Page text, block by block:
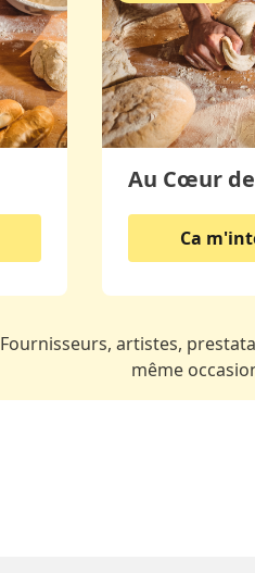
Au Cœur
Ca
Fournisseurs, artistes,
même